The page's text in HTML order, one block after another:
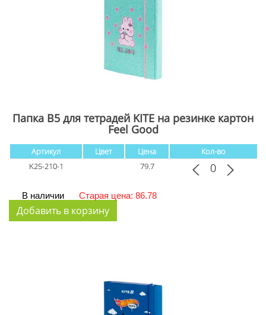
Папка В5 для тетрадей KITE на резинке картон
Feel Good
Артикул Цвет Цена
Кол-во
K25-210-1
79.7
В наличии Старая цена: 86.78